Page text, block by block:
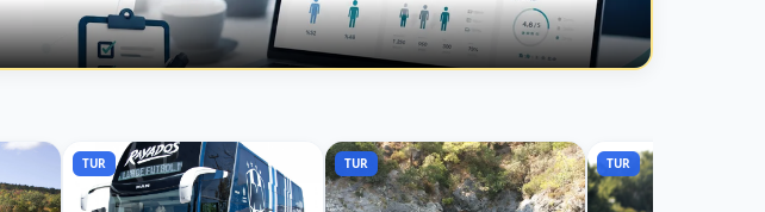
TUR TUR TUR